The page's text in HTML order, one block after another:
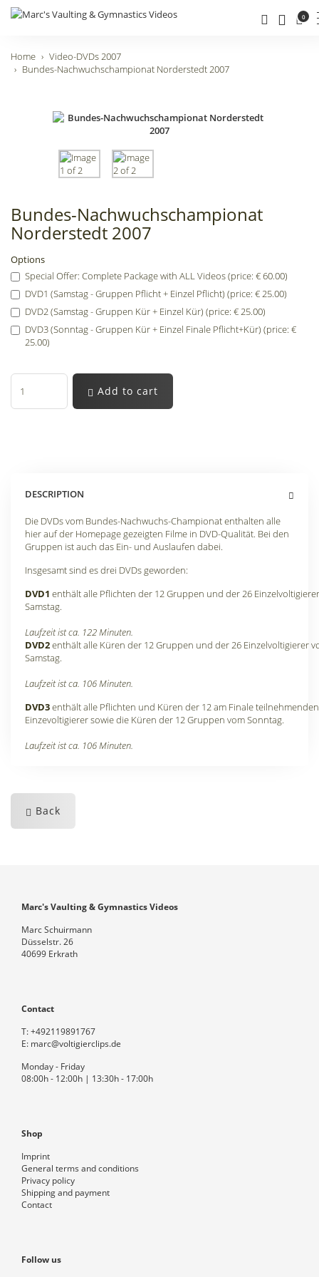
0
Home
Video-DVDs 2007
Bundes-Nachwuchschampionat Norderstedt 2007
Bundes-Nachwuchschampionat
Norderstedt 2007
Options
Special Offer: Complete Package with ALL Videos (price: € 60.00)
DVD1 (Samstag - Gruppen Pflicht + Einzel Pflicht) (price: € 25.00)
DVD2 (Samstag - Gruppen Kür + Einzel Kür) (price: € 25.00)
DVD3 (Sonntag - Gruppen Kür + Einzel Finale Pflicht+Kür) (price: €
25.00)
Add to cart
DESCRIPTION
Die DVDs vom Bundes-Nachwuchs-Championat enthalten alle
hier auf der Homepage gezeigten Filme in DVD-Qualität. Bei den
Gruppen ist auch das Ein- und Auslaufen dabei.
Insgesamt sind es drei DVDs geworden:
DVD1 enthält alle Pflichten der 12 Gruppen und der 26
Samstag.
Laufzeit ist ca. 122 Minuten.
DVD2enthält alle Küren der 12 Gruppen und der 26 Einzelvoltigierer
Samstag.
Laufzeit ist ca. 106 Minuten.
DVD3enthält alle Pflichten und Küren der 12 am Finale teilnehmenden
Einzevoltigierer sowie die Küren der 12 Gruppen vom Sonntag.
Laufzeit ist ca. 106 Minuten.
Back
Marc's Vaulting & Gymnastics Videos
Marc Schuirmann
Düsselstr. 26
40699 Erkrath
Contact
T:+492119891767
E: marc@voltigierclips.de
Monday - Friday
08:00h - 12:00h | 13:30h - 17:00h
Shop
Imprint
General terms and conditions
Privacy policy
Shipping and payment
Contact
Follow us